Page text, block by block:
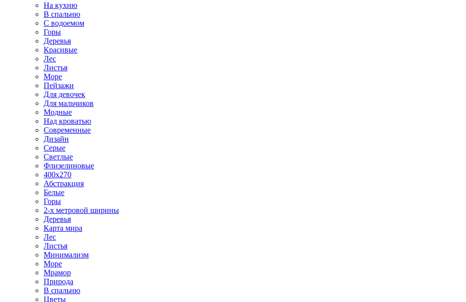
На кухню
В спальню
С водоемом
Горы
Деревья
Красивые
Лес
Листья
Море
Пейзажи
Для девочек
Для мальчиков
Модные
Над кроватью
Современные
Дизайн
Серые
Светлые
Флизелиновые
400х270
Абстракция
Белые
Горы
2-х метровой ширины
Деревья
Карта мира
Лес
Листья
Минимализм
Море
Мрамор
Природа
В спальню
Цветы